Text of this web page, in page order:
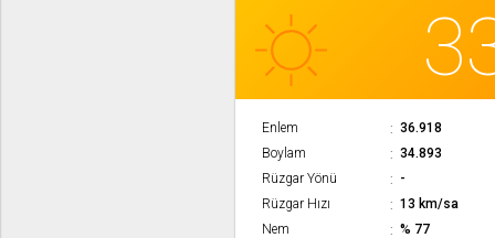
Enlem
36.918
Boylam
34.893
Rüzgar Yönü
-
Rüzgar Hızı
13 km/sa
Nem
% 77